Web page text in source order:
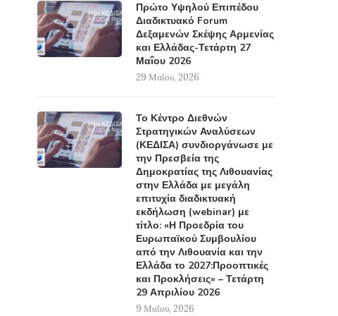
Πρώτο Υψηλού Επιπέδου
Διαδικτυακό Forum
Δεξαμενών Σκέψης Αρμενίας
και Ελλάδας-Τετάρτη 27
Μαΐου 2026
29 Μαΐου, 2026
Το Κέντρο Διεθνών
Στρατηγικών Αναλύσεων
(ΚΕΔΙΣΑ) συνδιοργάνωσε με
την Πρεσβεία της
Δημοκρατίας της Λιθουανίας
στην Ελλάδα με μεγάλη
επιτυχία διαδικτυακή
εκδήλωση (webinar) με
τίτλο: «Η Προεδρία του
Ευρωπαϊκού Συμβουλίου
από την Λιθουανία και την
Ελλάδα το 2027:Προοπτικές
και Προκλήσεις» – Τετάρτη
29 Απριλίου 2026
9 Μαΐου, 2026